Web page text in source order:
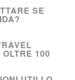
SE
100